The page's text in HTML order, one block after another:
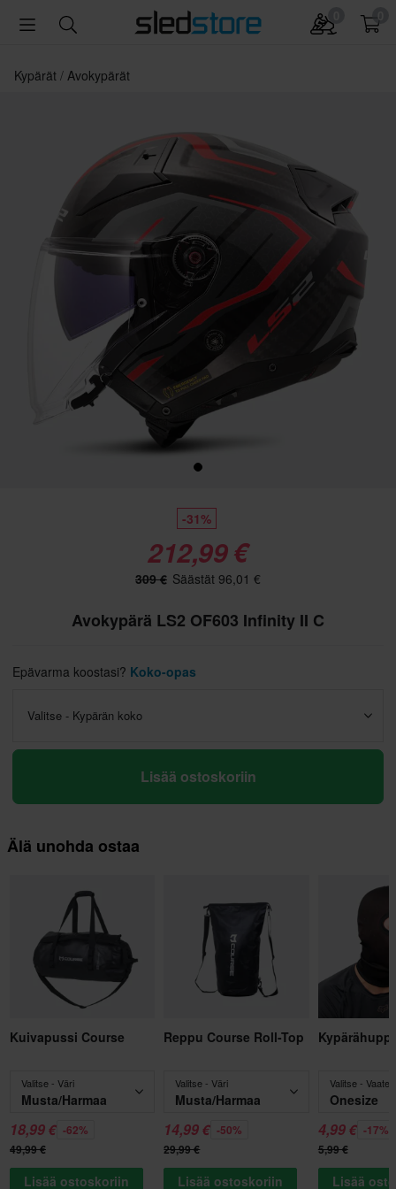
Kypärät Avokypärät
-31%
212,99 €
309 € Säästät 96,01 €
Avokypärä LS2 OF603 Infinity II C
Epävarma koostasi? Koko-opas
Valitse - Kypärän koko
Lisää ostoskoriin
Älä unohda ostaa
Kuivapussi Course
Valitse - Väri
Musta/Harmaa
18,99 € -62%
49,99 €
Lisää ostoskoriin
Reppu Course Roll-Top
Valitse - Väri
Musta/Harmaa
14,99 € -50%
29,99 €
Lisää ostoskoriin
Valitse -
Onesize
4,99 € -17%
5,99 €
Lisää